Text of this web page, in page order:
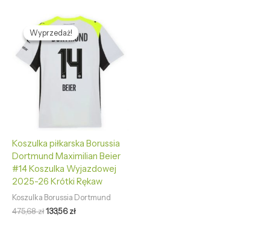
Wyprzedaż!
Wyprzedaż!
Koszulka piłkarska Borussia
Dortmund Maximilian Beier
#14 Koszulka Wyjazdowej
2025-26 Krótki Rękaw
Koszulka Borussia Dortmund
475,68zł
Pierwotna
cena
wynosiła:
475,68 zł.
133,56zł
Aktualna
cena
wynosi:
133,56 zł.